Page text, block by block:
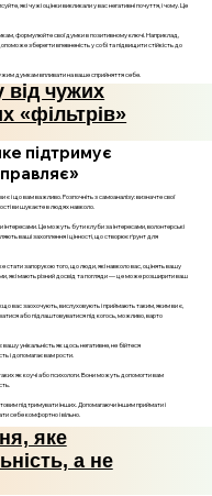
які чужі оцінки викликали у вас негативні почуття, і чому. Це
формулюйте свої думки в позитивному ключі. Наприклад,
зберегти впевненість у собі та підвищити стійкість до
думкам впливати на ваше сприйняття себе.
від чужих
«фільтрів»
підтримує
і що вам важливо. Розпочніть з самоаналізу: визначте свої
ви шукаєте в людях навколо.
Це можуть бути клуби за інтересами, волонтерські
ваші захоплення і цінності, що створює ґрунт для
стати запорукою того, що люди, які навколо вас, оцінять вашу
які мають різний досвід та погляди — це може розширити ваш
вас заохочують, вислуховують і приймають таким, яким ви є,
або підлаштовуватися під когось, можливо, варто
унікальність як щось негативне, не бійтеся
і допомагає вам рости.
як коучі або психологи. Вони можуть допомогти вам
підтримувати інших. Допомагаючи іншим приймати і
себе комфортно і вільно.
яке
а не